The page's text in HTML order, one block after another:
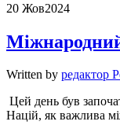
20 Жов2024
Written by редактор
Цей день був
Націй, як важлива